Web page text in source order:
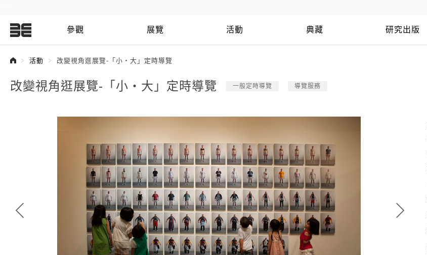
參觀 展覽 活動 典藏 研究出版
活動 改變視角逛展覽-「小‧大」定時導覽
改變視角逛展覽-「小‧大」定時導覽 一般定時導覽 導覽服務